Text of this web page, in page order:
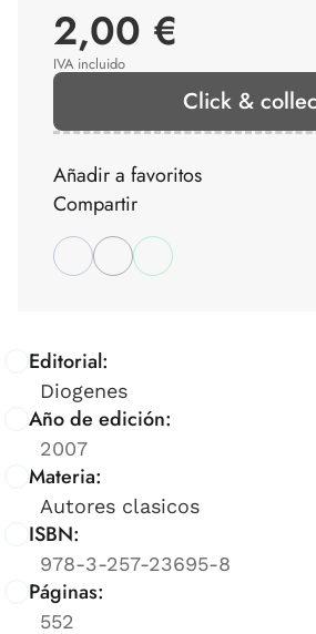
Editorial:
Diogenes
Año de edición:
2007
Materia:
Autores clasicos
ISBN:
978-3-257-23695-8
Páginas:
552
2,00 €
IVA incluido
Click &
Añadir a favoritos
Compartir